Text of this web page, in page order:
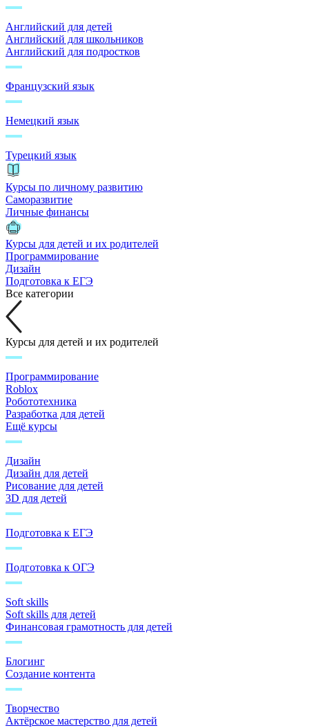
Английский для детей
Английский для школьников
Английский для подростков
Французский язык
Немецкий язык
Турецкий язык
Курсы по личному развитию
Саморазвитие
Личные финансы
Курсы для детей и их родителей
Программирование
Дизайн
Подготовка к ЕГЭ
Все категории
Курсы для детей и их родителей
Программирование
Roblox
Робототехника
Разработка для детей
Ещё курсы
Дизайн
Дизайн для детей
Рисование для детей
3D для детей
Подготовка к ЕГЭ
Подготовка к ОГЭ
Soft skills
Soft skills для детей
Финансовая грамотность для детей
Блогинг
Создание контента
Творчество
Актёрское мастерство для детей